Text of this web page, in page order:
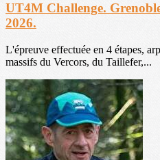
UT4M Challenge.
2026.
L'épreuve effectuée en 4 étapes,
massifs du Vercors, du Taillefer,...